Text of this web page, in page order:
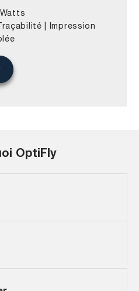
| Impression
OptiFly